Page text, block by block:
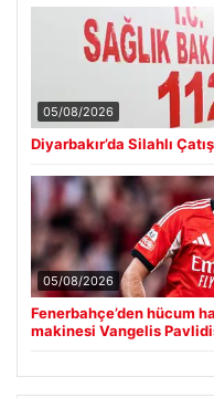
05/08/2026
Diyarbakır’da Silahlı
05/08/2026
Fenerbahçe’den hücum
makinesi Vangelis